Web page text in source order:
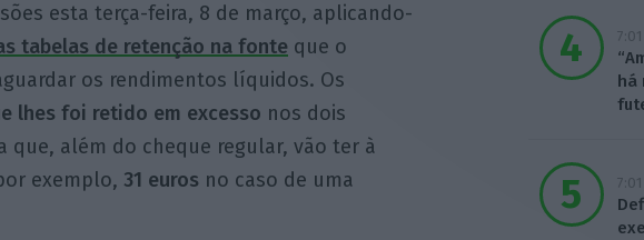
esta terça-feira, 8 de março, aplicando-
tabelas de retenção na fonte que o
os rendimentos líquidos. Os
lhes foi retido em excesso nos dois
que, além do cheque regular, vão ter à
exemplo, 31 euros no caso de uma
7:01
há
7:01